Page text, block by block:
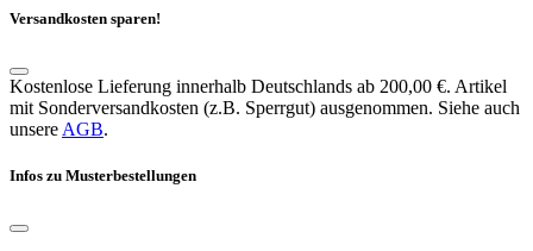
Versandkosten sparen!
Kostenlose Lieferung innerhalb Deutschlands ab 200,00 €. Artikel
mit Sonderversandkosten (z.B. Sperrgut) ausgenommen. Siehe auch
unsere AGB.
Infos zu Musterbestellungen